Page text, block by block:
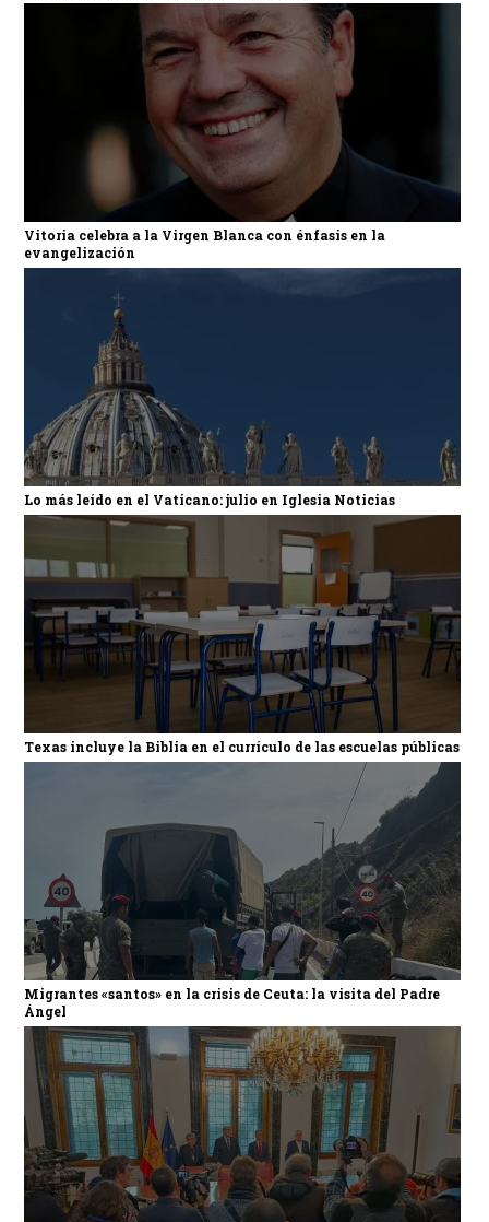
Vitoria celebra a la Virgen Blanca con énfasis en la
evangelización
Lo más leído en el Vaticano: julio en Iglesia Noticias
Texas incluye la Biblia en el currículo de las escuelas públicas
Migrantes «santos» en la crisis de Ceuta: la visita del Padre
Ángel